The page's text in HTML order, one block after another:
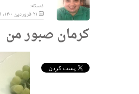
دسته:
کرمان صبور من